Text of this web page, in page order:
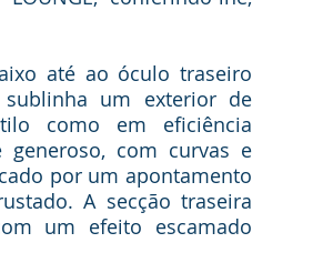
até ao óculo traseiro
um exterior de
como em eficiência
generoso, com curvas e
por um apontamento
A secção traseira
um efeito escamado